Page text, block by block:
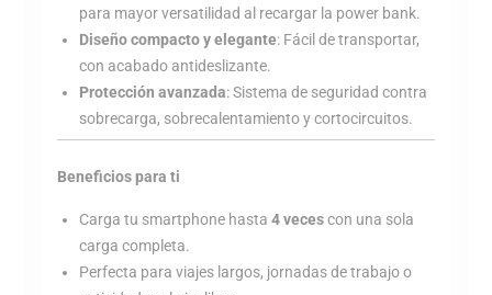
para mayor versatilidad al recargar la power bank.
Diseño compacto y elegante: Fácil de transportar,
con acabado antideslizante.
Protección avanzada: Sistema de seguridad contra
sobrecarga, sobrecalentamiento y cortocircuitos.
Beneficios para ti
Carga tu smartphone hasta 4 vecescon una sola
carga completa.
Perfecta para viajes largos, jornadas de trabajo o